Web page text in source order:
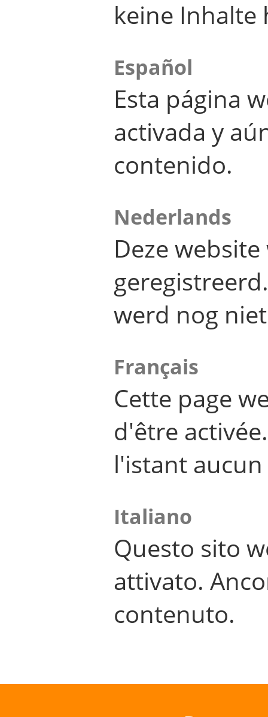
keine Inhalte
Español
Esta página
activada y
contenido.
Nederlands
Deze
werd nog
Français
Cette page
d'être
l'istant
Italiano
Questo sito
attivato.
contenuto.